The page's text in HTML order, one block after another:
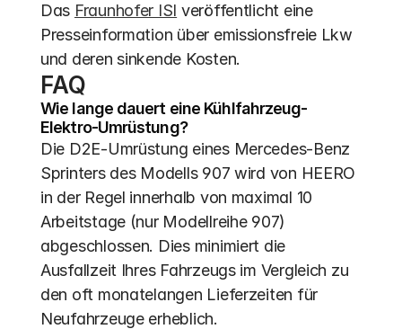
Das Fraunhofer ISI veröffentlicht eine
Presseinformation über emissionsfreie Lkw
und deren sinkende Kosten.
FAQ
Wie lange dauert eine Kühlfahrzeug-
Elektro-Umrüstung?
Die D2E-Umrüstung eines Mercedes-Benz
Sprinters des Modells 907 wird von HEERO
in der Regel innerhalb von maximal 10
Arbeitstage (nur Modellreihe 907)
abgeschlossen. Dies minimiert die
Ausfallzeit Ihres Fahrzeugs im Vergleich zu
den oft monatelangen Lieferzeiten für
Neufahrzeuge erheblich.